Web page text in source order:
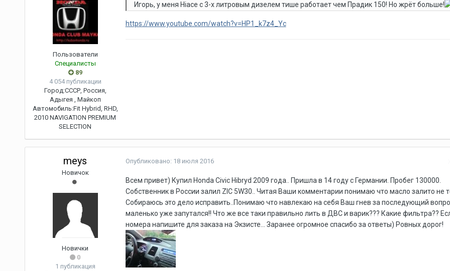
Пользователи
Специалисты
89
4 054 публикации
Город:СССР, Россия,
Адыгея , Майкоп
Автомобиль:Fit Hybrid, RHD,
2010 NAVIGATION PREMIUM
SELECTION
Игорь, у меня Hiace c 3-х литровым дизелем тише работает чем Прадик 150! Но жрёт больше!
https://www.youtube.com/watch?v=HP1_k7z4_Yc
meys
Новичок
Новички
0
1 публикация
Опубликовано: 18 июля 2016
Всем привет) Купил Honda Civic Hibryd 2009 года.. Пришла в 14 году с Германии. Пробег 130000.
Собственник в России залил ZIC 5W30.. Читая Ваши комментарии понимаю что масло залито не
Собираюсь это дело исправить..Понимаю что навлекаю на себя Ваш гнев за последующий
маленько уже запутался!! Что же все таки правильно лить в ДВС и варик??? Какие фильтра??
номера напишите для заказа на Экзисте... Заранее огромное спасибо за ответы) Ровных дорог!